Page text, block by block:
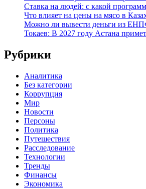
Ставка на людей: с какой
Что влияет на цены на мясо в
Можно ли вывести деньги из
Токаев: В 2027 году Астана
Рубрики
Аналитика
Без категории
Коррупция
Мир
Новости
Персоны
Политика
Путешествия
Расследование
Технологии
Тренды
Финансы
Экономика